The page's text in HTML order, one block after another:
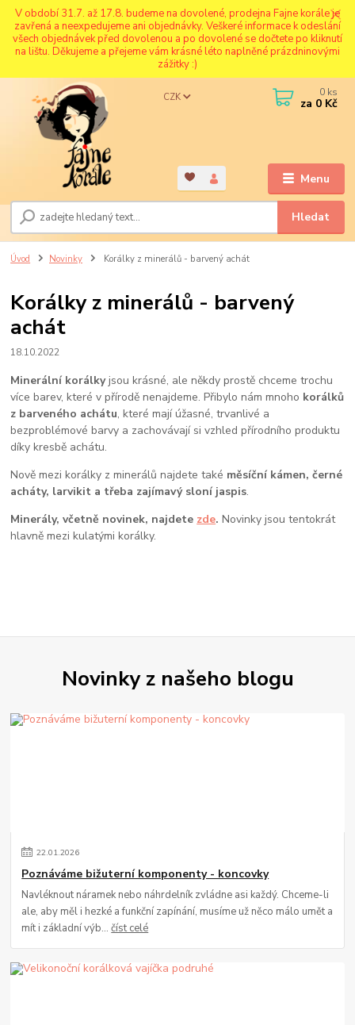
V období 31.7. až 17.8. budeme na dovolené, prodejna Fajne korále je
zavřená a neexpedujeme ani objednávky. Veškeré informace k odeslání
všech objednávek před dovolenou a po dovolené se dočtete po kliknutí
na lištu. Děkujeme a přejeme vám krásné léto naplněné prázdninovými
zážitky :)
Menu
CZK
Hledat
0 ks
za 0 Kč
Úvod Novinky Korálky z minerálů - barvený achát
Korálky z minerálů - barvený
achát
18.10.2022
Minerální korálkyjsou krásné, ale někdy prostě chceme trochu
více barev, které v přírodě nenajdeme. Přibylo nám mnoho korálků
z barveného achátu, které mají úžasné, trvanlivé a
bezproblémové barvy a zachovávají si vzhled přírodního produktu
díky kresbě achátu.
Nově mezi korálky z minerálů najdete také měsíční kámen, černé
acháty, larvikit a třeba zajímavý sloní jaspis.
Minerály, včetně novinek, najdete zde. Novinky jsou tentokrát
hlavně mezi kulatými korálky.
Novinky z našeho blogu
22.01.2026
Poznáváme bižuterní komponenty - koncovky
Navléknout náramek nebo náhrdelník zvládne asi každý. Chceme-li
ale, aby měl i hezké a funkční zapínání, musíme už něco málo umět a
mít i základní výb...číst celé